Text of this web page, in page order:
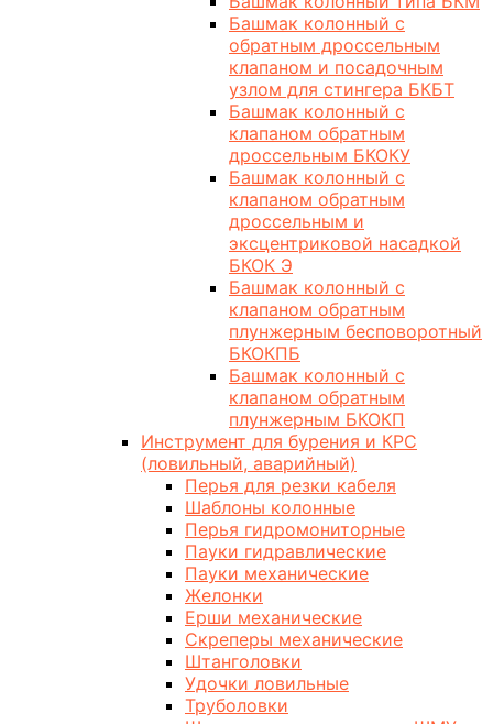
Башмак колонный с
обратным дроссельным
клапаном и посадочным
узлом для стингера БКБТ
Башмак колонный с
клапаном обратным
дроссельным БКОКУ
Башмак колонный с
клапаном обратным
дроссельным и
эксцентриковой насадкой
БКОК Э
Башмак колонный с
клапаном обратным
плунжерным бесповоротный
БКОКПБ
Башмак колонный с
клапаном обратным
плунжерным БКОКП
Инструмент для бурения и КРС
(ловильный, аварийный)
Перья для резки кабеля
Шаблоны колонные
Перья гидромониторные
Пауки гидравлические
Пауки механические
Желонки
Ерши механические
Скреперы механические
Штанголовки
Удочки ловильные
Труболовки